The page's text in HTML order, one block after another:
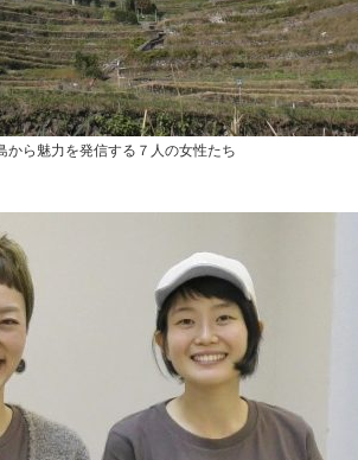
から魅力を発信する７人の女性たち